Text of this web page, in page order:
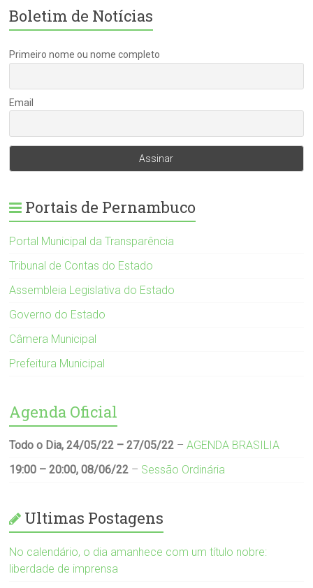
Boletim de Notícias
Primeiro nome ou nome completo
Email
Portais de Pernambuco
Portal Municipal da Transparência
Tribunal de Contas do Estado
Assembleia Legislativa do Estado
Governo do Estado
Câmera Municipal
Prefeitura Municipal
Agenda Oficial
Todo o Dia,24/05/22 – 27/05/22 –AGENDA BRASILIA
19:00 – 20:00,08/06/22 – Sessão Ordinária
Ultimas Postagens
No calendário, o dia amanhece com um título nobre:
liberdade de imprensa